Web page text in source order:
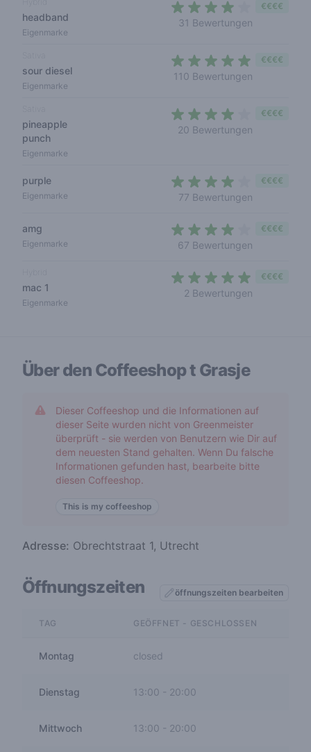
headband
Eigenmarke
31 Bewertungen
€€€€
sour diesel
Eigenmarke
110 Bewertungen
€€€€
pineapple
punch
Eigenmarke
20 Bewertungen
€€€€
purple
Eigenmarke 77 Bewertungen
€€€€
amg
Eigenmarke 67 Bewertungen
€€€€
mac 1
Eigenmarke
2 Bewertungen
€€€€
Über den Coffeeshopt Grasje
Dieser Coffeeshop und die Informationen auf
dieser Seite wurden nicht von Greenmeister
überprüft - sie werden von Benutzern wie Dir auf
dem neuesten Stand gehalten. Wenn Du falsche
Informationen gefunden hast, bearbeite bitte
diesen Coffeeshop.
This is my coffeeshop
Adresse: Obrechtstraat 1, Utrecht
Öffnungszeiten öffnungszeiten bearbeiten
TAG GEÖFFNET - GESCHLOSSEN
Montag closed
Dienstag 13:00 20:00
Mittwoch 13:00 - 20:00